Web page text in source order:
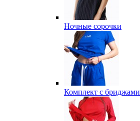
Ночные сорочки
Комплект с бриджами